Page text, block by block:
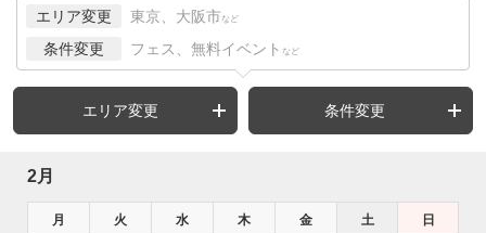
エリア変更 東京、大阪市 など
条件変更 フェス、無料イベント など
エリア変更 条件変更
2月
月 火 水 木 金 土 日